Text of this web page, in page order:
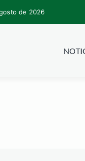
de 2026